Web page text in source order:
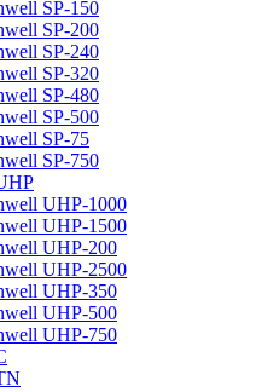
SP-150
SP-200
SP-240
SP-320
SP-480
SP-500
SP-75
SP-750
UHP-1000
UHP-1500
UHP-200
UHP-2500
UHP-350
UHP-500
UHP-750